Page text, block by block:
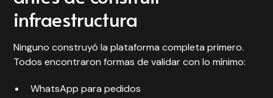
infraestructura
Ninguno construyó la plataforma completa primero.
Todos encontraron formas de validar con lo mínimo:
WhatsApp para pedidos